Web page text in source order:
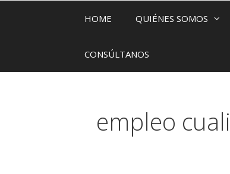
HOME QUIÉNES SOMOS
CONSÚLTANOS
empleo